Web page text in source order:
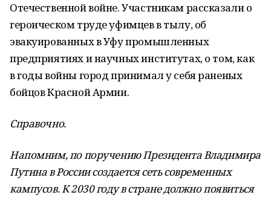
Отечественной войне. Участникам рассказали о
героическом труде уфимцев в тылу, об
эвакуированных в Уфу промышленных
предприятиях и научных институтах, о том, как
в годы войны город принимал у себя раненых
бойцов Красной Армии.
Справочно.
Напомним, по поручению Президента Владимира
Путина в России создается сеть современных
кампусов. К 2030 году в стране должно появиться